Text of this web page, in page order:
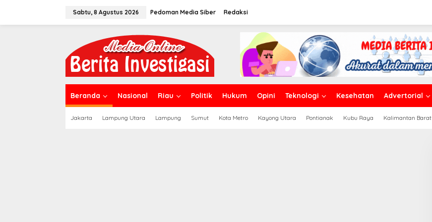
Sabtu, 8 Agustus 2026 Pedoman Media Siber Redaksi
Beranda Nasional Riau Politik Hukum Opini Teknologi Kesehatan Advertorial
Jakarta Lampung Utara Lampung Sumut Kota Metro Kayong Utara Pontianak Kubu Raya Kalimantan Barat
Simalungun, Sumut
Lapor Pak Bupati, Warga Nagori Bahal Batu
Dilanda Asap dan Debu Diduga Kuat Berasal
dari PKS PT Dolok Saribu
Agustus 8, 2026